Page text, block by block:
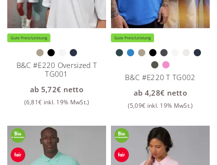
Gute Preis/Leistung
B&C #E220 Oversized T
TG001
ab 5,72€ netto
(6,81€ inkl. 19% MwSt.)
Gute Preis/Leistung
B&C #E220 T TG002
ab 4,28€ netto
(5,09€ inkl. 19% MwSt.)